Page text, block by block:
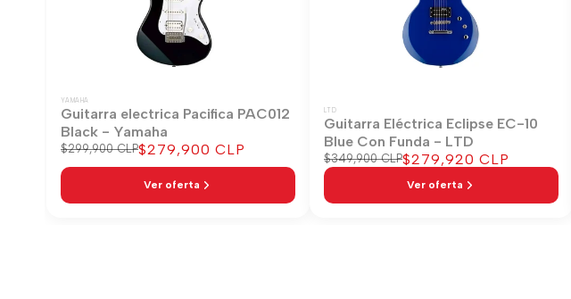
YAMAHA
Guitarra electrica Pacifica PAC012
Black - Yamaha
Precio
$299,900 CLPPrecio
de
venta
$279,900 CLP
Ver oferta
LTD
Guitarra Eléctrica Eclipse EC-10
Blue Con Funda - LTD
Precio
regular
$349,900 CLPPrecio
venta
$279,920 CLP
Ver oferta